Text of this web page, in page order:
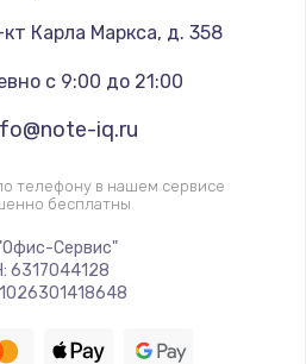
Карла Маркса, д. 358
с 9:00 до 21:00
iq.ru
телефону в нашем сервисе
бесплатны
Сервис"
6317044128